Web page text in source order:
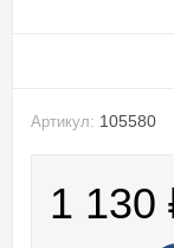
Артикул: 105580
1 130